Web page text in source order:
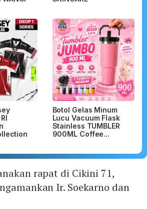
Botol Gelas Minum
Lucu Vacuum Flask
Stainless TUMBLER
900ML Coffee...
rapat di Cikini 71,
Ir. Soekarno dan